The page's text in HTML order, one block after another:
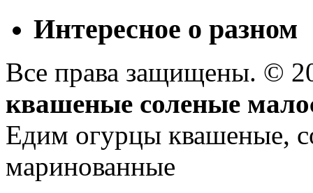
Интересное о разном
Все права защищены. ©
квашеные соленые
Едим огурцы квашеные,
маринованные